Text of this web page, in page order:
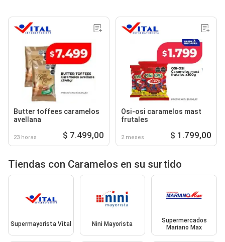
Butter toffees caramelos
avellana
23 horas $ 7.499,00
Osi-osi caramelos mast
frutales
2 meses $ 1.799,00
Tiendas con Caramelos en su surtido
Supermayorista Vital Nini Mayorista
Supermercados
Mariano Max